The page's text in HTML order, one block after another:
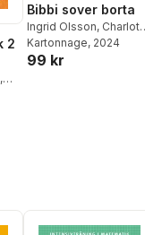
2
,
antal röster:
Bibbi sover borta
Ingrid Olsson,
Ramel
Kartonnage, 2024
99 kr